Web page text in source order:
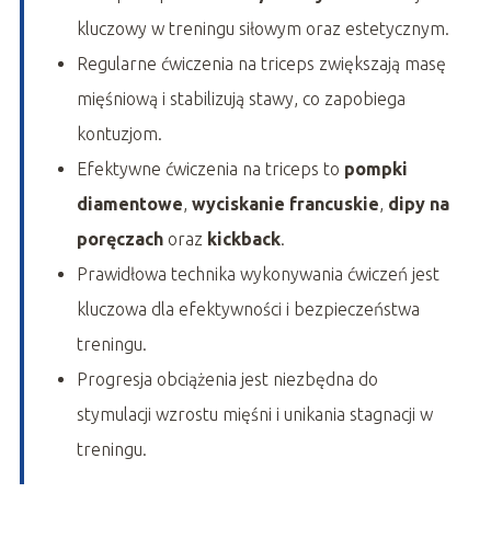
kluczowy w treningu siłowym oraz estetycznym.
Regularne ćwiczenia na triceps zwiększają masę
mięśniową i stabilizują stawy, co zapobiega
kontuzjom.
Efektywne ćwiczenia na triceps to pompki
diamentowe, wyciskanie francuskie, dipy na
poręczachoraz kickback.
Prawidłowa technika wykonywania ćwiczeń jest
kluczowa dla efektywności i bezpieczeństwa
treningu.
Progresja obciążenia jest niezbędna do
stymulacji wzrostu mięśni i unikania stagnacji w
treningu.